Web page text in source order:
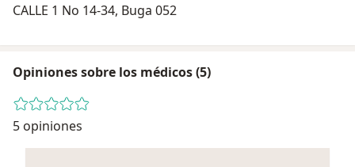
CALLE 1 No 14-34, Buga 052
Opiniones sobre los médicos (5)
5 opiniones